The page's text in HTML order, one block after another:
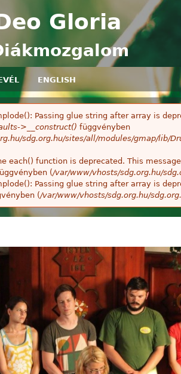
Gloria
ENGLISH
Passing glue string after array is
>__construct() függvényben
sdg.org.hu/sites/all/modules/gmap/lib/
each() function is deprecated. This
(/var/www/vhosts/sdg.org.hu/
Passing glue string after array is
(/var/www/vhosts/sdg.org.hu/